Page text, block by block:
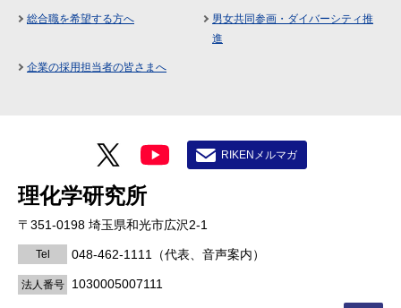
総合職を希望する方へ
男女共同参画・ダイバーシティ推
進
企業の採用担当者の皆さまへ
理化学研究所
〒351-0198 埼玉県和光市広沢2-1
Tel 048-462-1111 （代表、音声案内）
法人番号 1030005007111
RIKENメルマガ